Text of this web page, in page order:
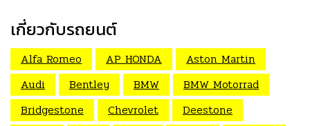
เกี่ยวกับรถยนต์
Alfa Romeo AP HONDA
Aston Martin
Audi
Bentley BMW
BMW Motorrad
Bridgestone
Chevrolet
Deestone